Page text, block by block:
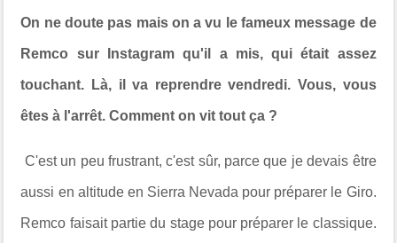
On ne doute pas mais on a vu le fameux message de
Remco sur Instagram qu'il a mis, qui était assez
touchant. Là, il va reprendre vendredi. Vous, vous
êtes à l'arrêt. Comment on vit tout ça ?
C'est un peu frustrant, c'est sûr, parce que je devais être
aussi en altitude en Sierra Nevada pour préparer le Giro.
Remco faisait partie du stage pour préparer le classique.